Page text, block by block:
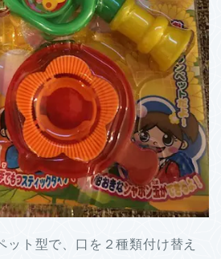
ット型で、口を２種類付け替え